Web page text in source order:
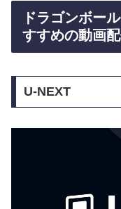
ドラゴンボー
すすめの動画
U-NEXT